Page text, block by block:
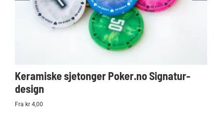
Keramiske sjetonger Poker.no Signatur-
design
Fra kr 4,00